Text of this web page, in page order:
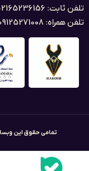
تلفن ثابت: 02165236156
تلفن همراه: 09125271008
تمامی حقوق این